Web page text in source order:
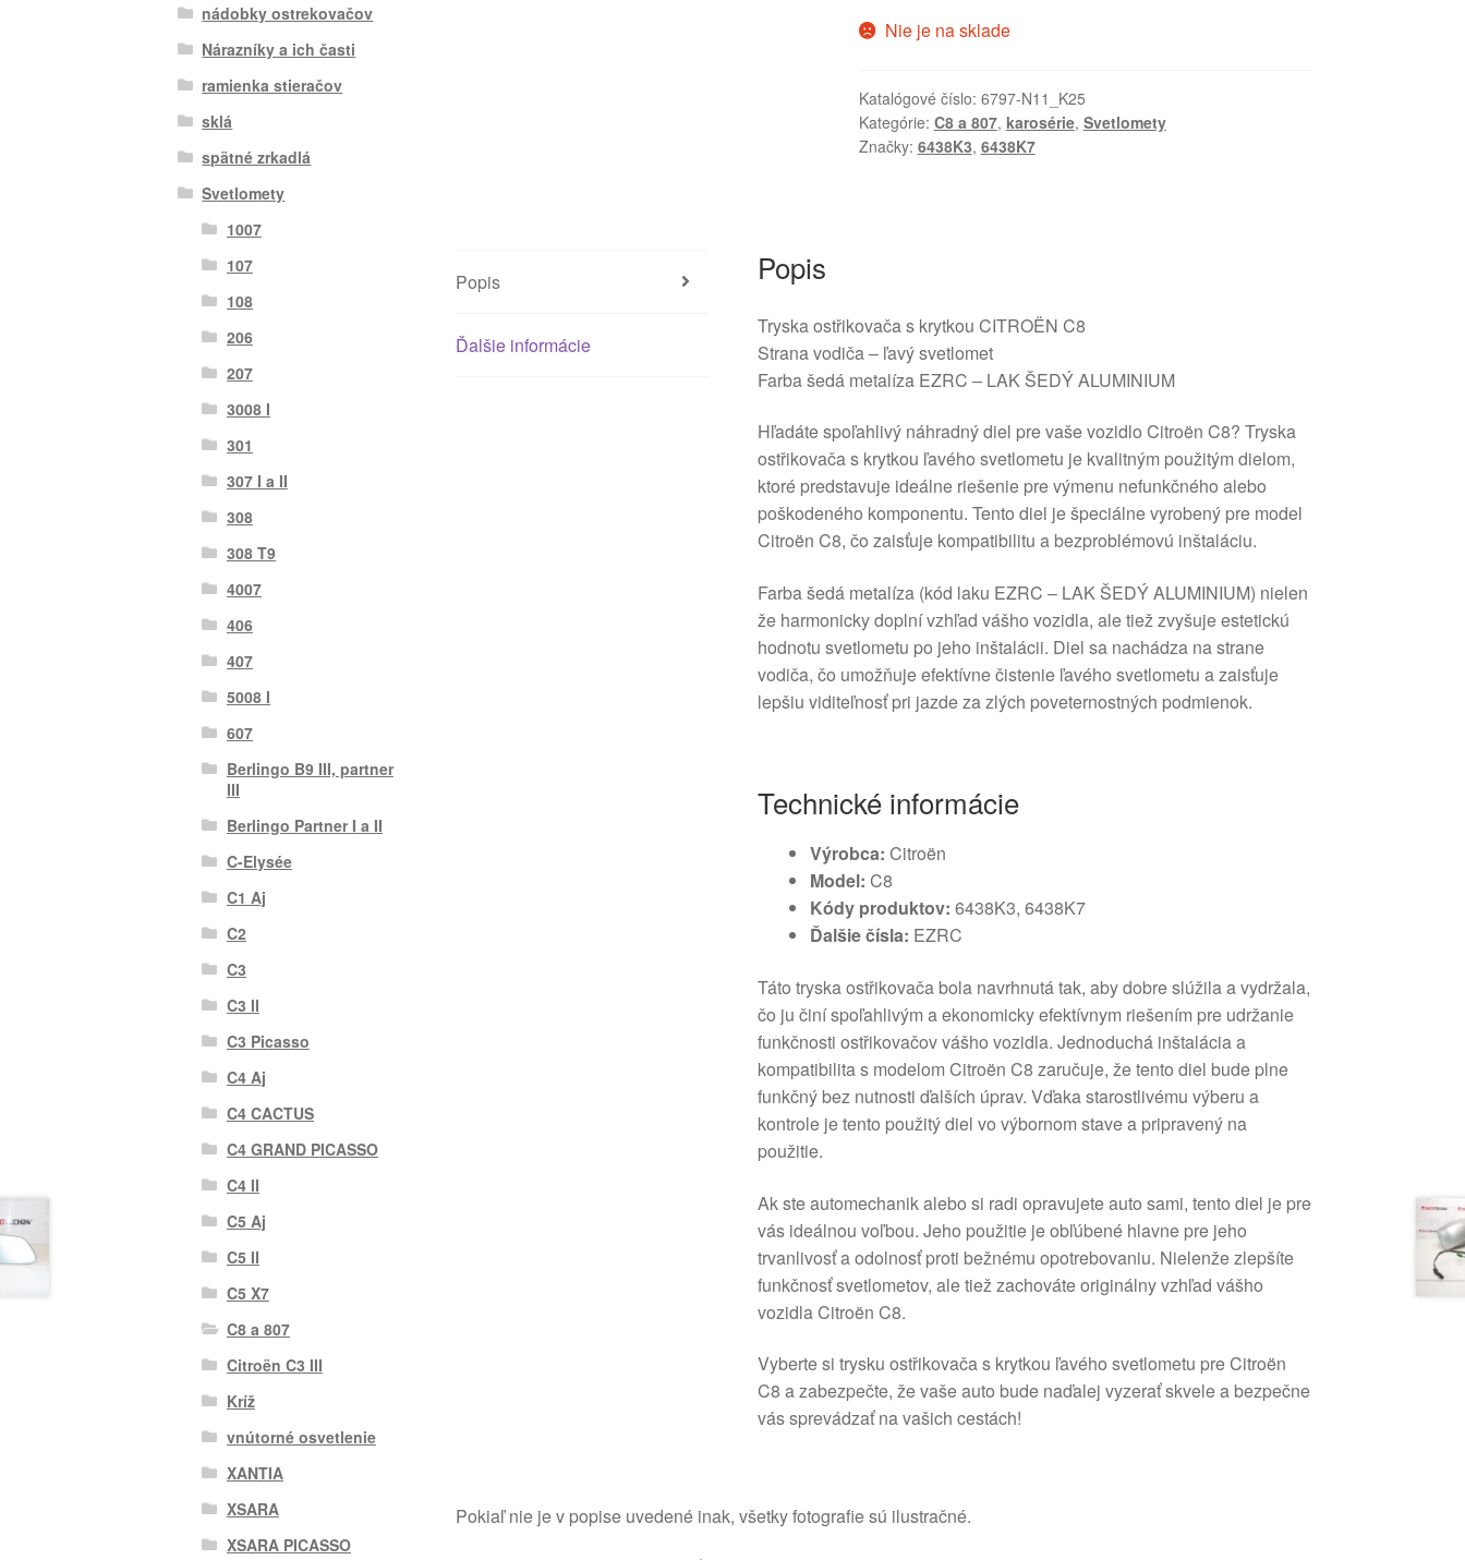
Nie je na sklade
Katalógové číslo: 6797-N11_K25
Kategórie: C8 a 807, karosérie, Svetlomety
Značky: 6438K3, 6438K7
Popis
Ďalšie informácie
Popis
Tryska ostřikovača s krytkou CITROËN C8
Strana vodiča – ľavý svetlomet
Farba šedá metalíza EZRC – LAK ŠEDÝ ALUMINIUM
Hľadáte spoľahlivý náhradný diel pre vaše vozidlo Citroën C8? Tryska
ostřikovača s krytkou ľavého svetlometu je kvalitným použitým dielom,
ktoré predstavuje ideálne riešenie pre výmenu nefunkčného alebo
poškodeného komponentu. Tento diel je špeciálne vyrobený pre model
Citroën C8, čo zaisťuje kompatibilitu a bezproblémovú inštaláciu.
Farba šedá metalíza (kód laku EZRC – LAK ŠEDÝ ALUMINIUM) nielen
že harmonicky doplní vzhľad vášho vozidla, ale tiež zvyšuje estetickú
hodnotu svetlometu po jeho inštalácii. Diel sa nachádza na strane
vodiča, čo umožňuje efektívne čistenie ľavého svetlometu a zaisťuje
lepšiu viditeľnosť pri jazde za zlých poveternostných podmienok.
Technické informácie
Výrobca: Citroën
Model: C8
Kódy produktov: 6438K3, 6438K7
Ďalšie čísla: EZRC
Táto tryska ostřikovača bola navrhnutá tak, aby dobre slúžila a vydržala,
čo ju činí spoľahlivým a ekonomicky efektívnym riešením pre udržanie
funkčnosti ostřikovačov vášho vozidla. Jednoduchá inštalácia a
kompatibilita s modelom Citroën C8 zaručuje, že tento diel bude plne
funkčný bez nutnosti ďalších úprav. Vďaka starostlivému výberu a
kontrole je tento použitý diel vo výbornom stave a pripravený na
použitie.
Ak ste automechanik alebo si radi opravujete auto sami, tento diel je pre
vás ideálnou voľbou. Jeho použitie je obľúbené hlavne pre jeho
trvanlivosť a odolnosť proti bežnému opotrebovaniu. Nielenže zlepšíte
funkčnosť svetlometov, ale tiež zachováte originálny vzhľad vášho
vozidla Citroën C8.
Vyberte si trysku ostřikovača s krytkou ľavého svetlometu pre Citroën
C8 a zabezpečte, že vaše auto bude naďalej vyzerať skvele a bezpečne
vás sprevádzať na vašich cestách!
Pokiaľ nie je v popise uvedené inak, všetky fotografie sú ilustračné.
nádobky ostrekovačov
Nárazníky a ich časti
ramienka stieračov
sklá
spätné zrkadlá
Svetlomety
1007
107
108
206
207
3008 I
301
307 I a II
308
308 T9
4007
406
407
5008 I
607
Berlingo B9 III, partner
III
Berlingo Partner I a II
C-Elysée
C1 Aj
C2
C3
C3 II
C3 Picasso
C4 Aj
C4 CACTUS
C4 GRAND PICASSO
C4 II
C5 Aj
C5 II
C5 X7
C8 a 807
Citroën C3 III
Kríž
vnútorné osvetlenie
XANTIA
XSARA
XSARA PICASSO